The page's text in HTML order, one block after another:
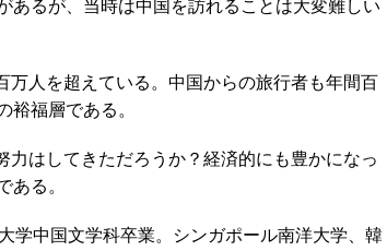
あるが、当時は中国を訪れることは大変難しい
万人を超えている。中国からの旅行者も年間百
裕福層である。
はしてきただろうか？経済的にも豊かになっ
ある。
学中国文学科卒業。シンガポール南洋大学、韓